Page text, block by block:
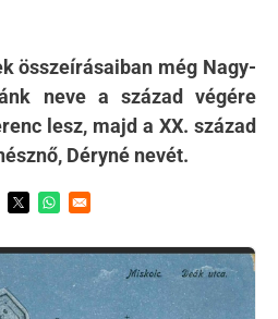
összeírásaiban még Nagy-
neve a század végére
lesz, majd a XX. század
Déryné nevét.
in a new window
Opens in a new window
Opens in a new window